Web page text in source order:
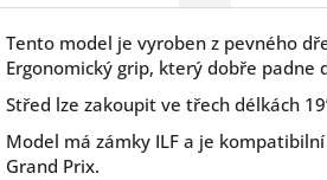
Tento model je vyroben z pevného
Ergonomický grip, který dobře padne
Střed lze zakoupit ve třech délkách
Model má zámky ILF a je
Grand Prix.